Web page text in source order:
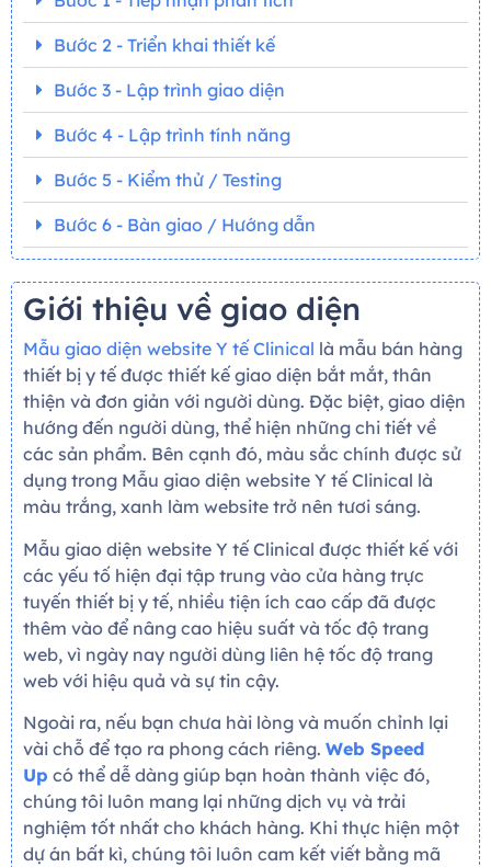
Bước 2 - Triển khai thiết kế
Bước 3 - Lập trình giao diện
Bước 4 - Lập trình tính năng
Bước 5 - Kiểm thử / Testing
Bước 6 - Bàn giao / Hướng dẫn
Giới thiệu về giao diện
Mẫu giao diện website Y tế Clinical là mẫu bán hàng
thiết bị y tế được thiết kế giao diện bắt mắt, thân
thiện và đơn giản với người dùng. Đặc biệt, giao diện
hướng đến người dùng, thể hiện những chi tiết về
các sản phẩm. Bên cạnh đó, màu sắc chính được sử
dụng trong Mẫu giao diện website Y tế Clinical là
màu trắng, xanh làm website trở nên tươi sáng.
Mẫu giao diện website Y tế Clinical được thiết kế với
các yếu tố hiện đại tập trung vào cửa hàng trực
tuyến thiết bị y tế, nhiều tiện ích cao cấp đã được
thêm vào để nâng cao hiệu suất và tốc độ trang
web, vì ngày nay người dùng liên hệ tốc độ trang
web với hiệu quả và sự tin cậy.
Ngoài ra, nếu bạn chưa hài lòng và muốn chỉnh lại
vài chỗ để tạo ra phong cách riêng. Web Speed
Up có thể dễ dàng giúp bạn hoàn thành việc đó,
chúng tôi luôn mang lại những dịch vụ và trải
nghiệm tốt nhất cho khách hàng. Khi thực hiện một
dự án bất kì, chúng tôi luôn cam kết viết bằng mã